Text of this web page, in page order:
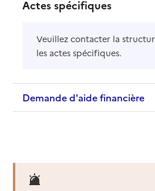
Actes spécifiques
Veuillez contacter la
les actes spécifiques.
Demande d'aide financière